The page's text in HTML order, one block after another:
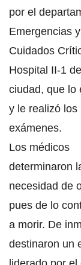
por el
Emergencias y
Cuidados
Hospital II-1
ciudad, que lo
y le realizó los
exámenes.
Los médicos
determinaron
necesidad de
pues de lo
a morir. De
destinaron un